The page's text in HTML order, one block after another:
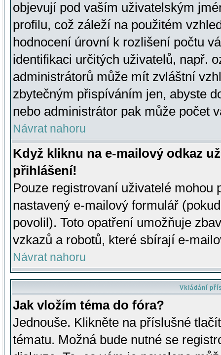
objevují pod vaším uživatelským
profilu, což záleží na použitém
hodnocení úrovní k rozlišení počtu
identifikaci určitých uživatelů, např.
administrátorů může mít zvláštní
zbytečným přispíváním jen, abyste
nebo administrátor pak může počet
Návrat nahoru
Když kliknu na e-mailový odkaz
přihlášení!
Pouze registrovaní uživatelé mohou
nastavený e-mailový formulář
povolil). Toto opatření umožňuje
vzkazů a robotů, které sbírají e-
Návrat nahoru
Vkládání
Jak vložím téma do fóra?
Jednouše. Klikněte na příslušné
tématu. Možná bude nutné se